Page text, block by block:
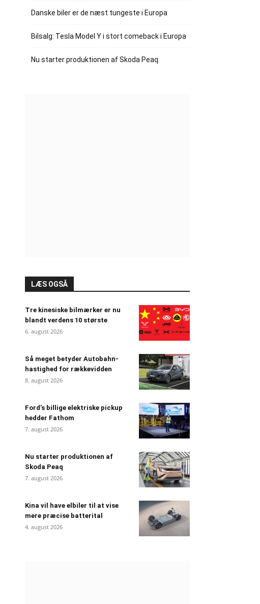
Danske biler er de næst tungeste i Europa
Bilsalg: Tesla Model Y i stort comeback i Europa
Nu starter produktionen af Skoda Peaq
LÆS OGSÅ
Tre kinesiske bilmærker er nu
blandt verdens 10 største
6. august 2026
Så meget betyder Autobahn-
hastighed for rækkevidden
8. august 2026
Ford’s billige elektriske pickup
hedder Fathom
7. august 2026
Nu starter produktionen af
Skoda Peaq
7. august 2026
Kina vil have elbiler til at vise
mere præcise batterital
4. august 2026